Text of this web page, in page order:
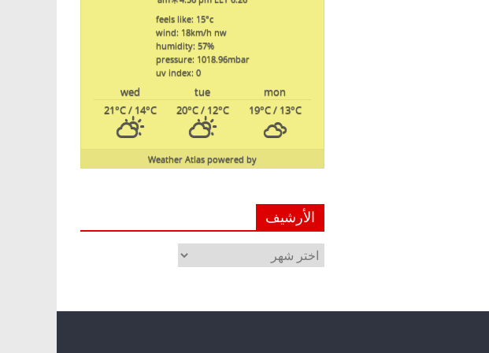
feels like: 15°c
wind: 18km/h nw
humidity: 57%
pressure: 1018.96mbar
uv index: 0
mon
tue
wed
19°C/ 13°C
20°C/ 12°C
21°C/ 14°C
powered by
Weather Atlas
الأرشيف
الأرشيف